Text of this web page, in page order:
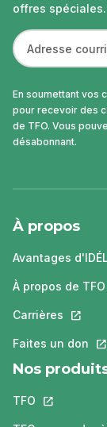
offres spéciales.
En soumettant vos
pour recevoir des
de TFO. Vous
désabonnant.
À propos
Avantages
À propos de TFO
Carrières Ce
Faites un don
Nos
TFO Ce lien